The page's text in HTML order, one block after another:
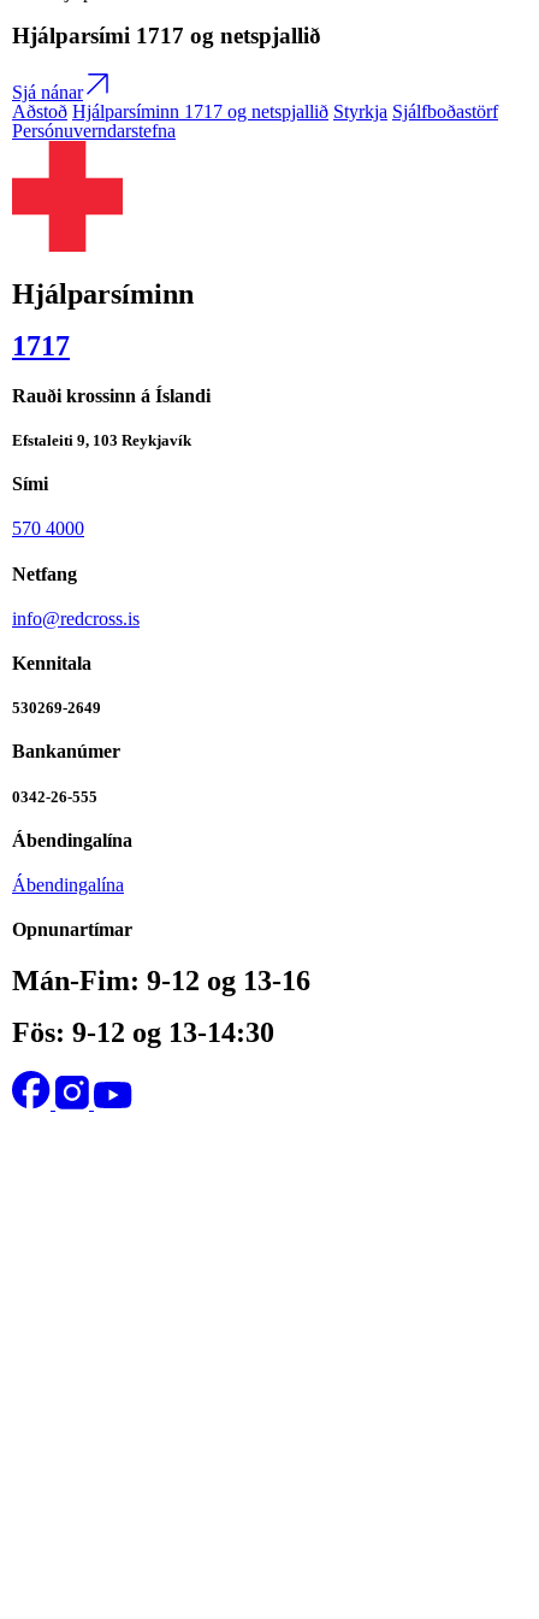
Hjálparsími 1717 og netspjallið
Sjá nánar
Aðstoð Hjálparsíminn 1717 og netspjallið Styrkja Sjálfboðastörf
Persónuverndarstefna
Hjálparsíminn
1717
Rauði krossinn á Íslandi
Efstaleiti 9, 103 Reykjavík
Sími
570 4000
Netfang
info@redcross.is
Kennitala
530269-2649
Bankanúmer
0342-26-555
Ábendingalína
Ábendingalína
Opnunartímar
Mán-Fim: 9-12 og 13-16
Fös: 9-12 og 13-14:30